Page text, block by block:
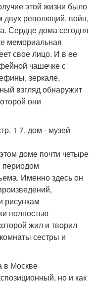
этой жизни было
двух революций, войн,
Сердце дома сегодня
мемориальная
свое лицо. И в ее
чашечке с
зеркале,
взгляд обнаружит
они
1 7. дом - музей
доме почти четыре
периодом
Именно здесь он
рисункам
полностью
жил и творил
сестры и
в Москве
но и как